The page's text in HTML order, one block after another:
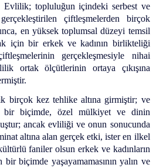
Evlilik; topluluğun içindeki serbest ve
çiftleşmelerden birçok
en yüksek toplumsal düzeyi temsil
için bir erkek ve kadının birlikteliği
gerçekleşmesiyle nihai
ortak ölçütlerinin ortaya çıkışına
birçok kez tehlike altına girmiştir; ve
bir biçimde, özel mülkiyet ve dinin
ancak evliliği ve onun sonucunda
altına alan gerçek etki, ister en ilkel
faniler olsun erkek ve kadınların
biçimde yaşayamamasının yalın ve